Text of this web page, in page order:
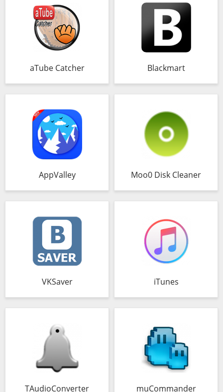
aTube Catcher Blackmart
AppValley Moo0 Disk Cleaner
VKSaver iTunes
TAudioConverter muCommander